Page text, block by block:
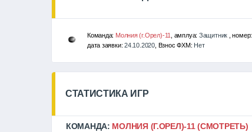
Команда: Молния (г.Орел)-11 , амплуа: Защитник , номер:
дата заявки:24.10.2020, Взнос ФХМ: Нет
СТАТИСТИКА ИГР
КОМАНДА: МОЛНИЯ (Г.ОРЕЛ)-11 (СМОТРЕТЬ)